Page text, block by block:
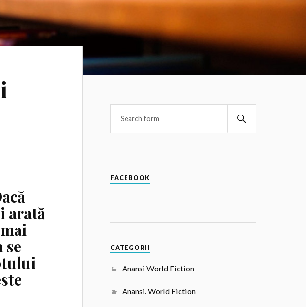
arată
se
FACEBOOK
CATEGORII
Anansi World Fiction
Anansi. World Fiction